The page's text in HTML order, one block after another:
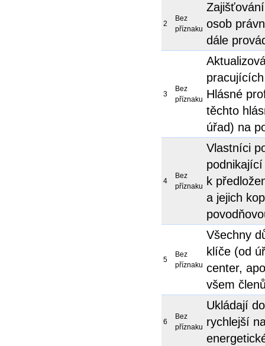
2
Bez
příznaku osob
dále
3
Bez
příznaku Hlásné
těchto
úřad) na
4
Bez
příznaku
Vlastníci
k
a jejich
5
Bez
příznaku
Všechny
klíče (od
center,
všem
6
Bez
příznaku
Ukládají
rychlejší